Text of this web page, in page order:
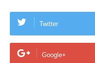
Twitter
Google+